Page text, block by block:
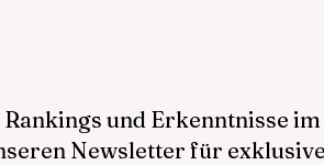
Rankings und Erkenntnisse
Newsletter für